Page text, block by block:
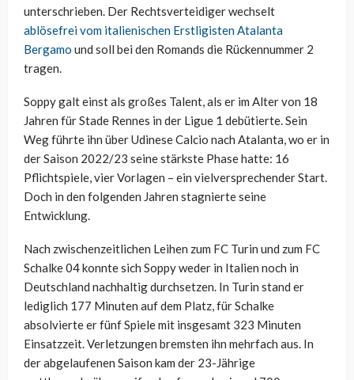
unterschrieben. Der Rechtsverteidiger wechselt
ablösefrei vom italienischen Erstligisten Atalanta
Bergamo und soll bei den Romands die Rückennummer 2
tragen.
Soppy galt einst als großes Talent, als er im Alter von 18
Jahren für Stade Rennes in der Ligue 1 debütierte. Sein
Weg führte ihn über Udinese Calcio nach Atalanta, wo er in
der Saison 2022/23 seine stärkste Phase hatte: 16
Pflichtspiele, vier Vorlagen – ein vielversprechender Start.
Doch in den folgenden Jahren stagnierte seine
Entwicklung.
Nach zwischenzeitlichen Leihen zum FC Turin und zum FC
Schalke 04 konnte sich Soppy weder in Italien noch in
Deutschland nachhaltig durchsetzen. In Turin stand er
lediglich 177 Minuten auf dem Platz, für Schalke
absolvierte er fünf Spiele mit insgesamt 323 Minuten
Einsatzzeit. Verletzungen bremsten ihn mehrfach aus. In
der abgelaufenen Saison kam der 23-Jährige